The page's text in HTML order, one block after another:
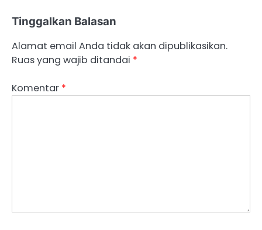
Tinggalkan Balasan
Alamat email Anda tidak akan dipublikasikan.
Ruas yang wajib ditandai *
Komentar *